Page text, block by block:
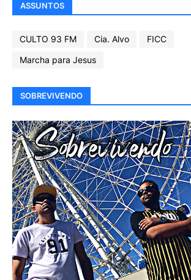
ASSUNTOS
CULTO 93 FM Cia. Alvo
FICC
Marcha para Jesus
SOBREVIVENDO